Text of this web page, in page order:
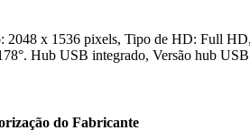
x 1536 pixels, Tipo de HD: Full
Hub USB integrado, Versão hub
do Fabricante